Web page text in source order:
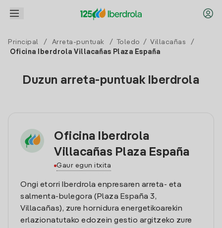
Principal / Arreta-puntuak / Toledo / Villacañas
/
Oficina Iberdrola Villacañas Plaza España
Duzun arreta-puntuak Iberdrola
Oficina Iberdrola
Villacañas Plaza España
Gaur egun itxita
Ongi etorri Iberdrola enpresaren arreta- eta
salmenta-bulegora (Plaza España 3,
Villacañas), zure hornidura energetikoarekin
erlazionatutako edozein gestio argitzeko zure